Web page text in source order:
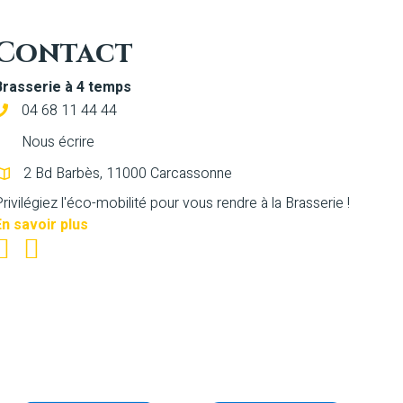
à 4 temps
04 68 11 44 44
Nous écrire
2 Bd Barbès, 11000 Carcassonne
l'éco-mobilité pour vous rendre à la Brasserie !
savoir plus